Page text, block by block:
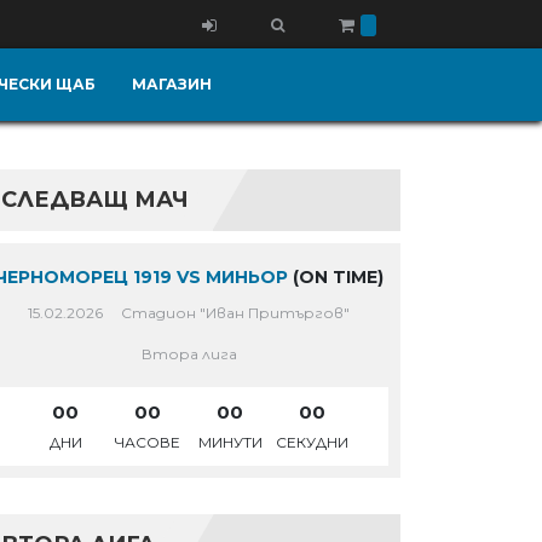
ЩАБ МАГАЗИН
СЛЕДВАЩ МАЧ
1919 VS МИНЬОР (ON TIME)
15.02.2026 Стадион "Иван Притъргов"
Втора лига
00
ДНИ
00
ЧАСОВЕ
00
МИНУТИ
00
СЕКУДНИ